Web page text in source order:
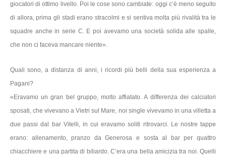
giocatori di ottimo livello. Poi le cose sono cambiate: oggi c’è meno seguito
di allora, prima gli stadi erano stracolmi e si sentiva molta più rivalità tra le
squadre anche in serie C. E poi avevamo una società solida alle spalle,
che non ci faceva mancare niente».
Quali sono, a distanza di anni, i ricordi più belli della sua esperienza a
Pagani?
«Eravamo un gran bel gruppo, molto affiatato. A differenza dei calciatori
sposati, che vivevano a Vietri sul Mare, noi single vivevamo in una villetta a
due passi dal bar Vitelli, in cui eravamo soliti ritrovarci. Le nostre tappe
erano: allenamento, pranzo da Generosa e sosta al bar per quattro
chiacchiere e una partita di biliardo. C’era una bella amicizia tra noi. Quelli